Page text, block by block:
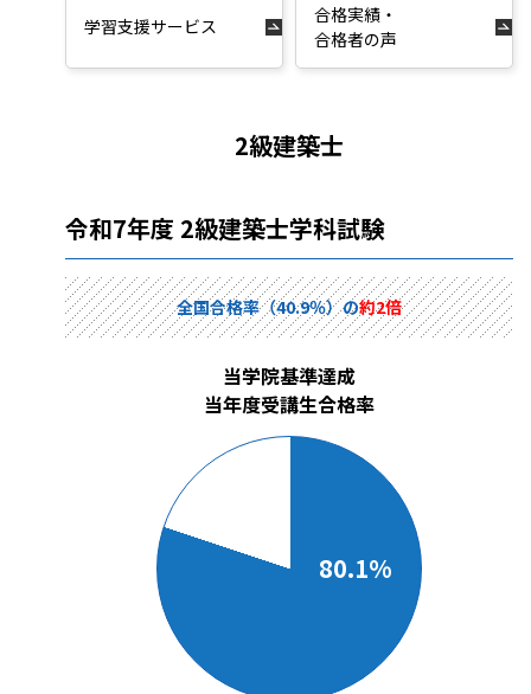
学習支援サービス
合格実績・
合格者の声
2級建築士
令和7年度 2級建築士学科試験
全国合格率（40.9％）の約2倍
当学院基準達成
当年度受講生合格率
80.1%